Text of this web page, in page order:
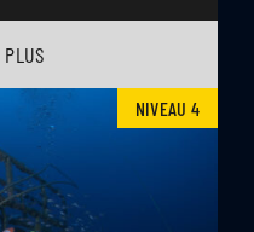
PLUS
NIVEAU 4